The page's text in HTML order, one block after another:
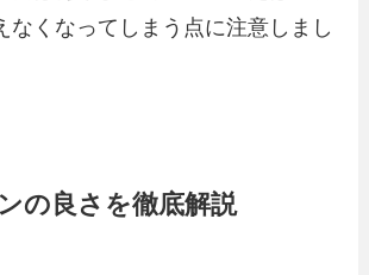
なくなってしまう点に注意しまし
の良さを徹底解説